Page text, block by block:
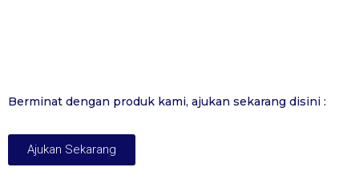
Berminat dengan produk kami, ajukan sekarang disini :
Ajukan Sekarang